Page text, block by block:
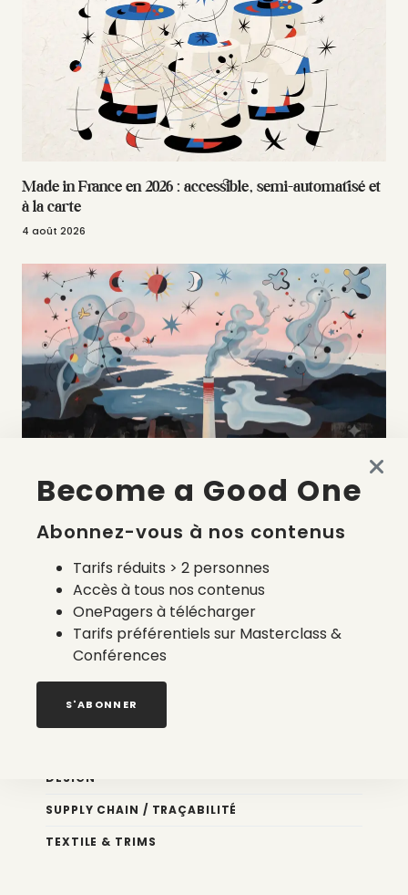
Made in France en 2026 : accessible, semi-automatisé et
à la carte
4 août 2026
La liste des prestataires du bilan carbone d’une marque
de mode
2 août 2026
DESIGN
SUPPLY CHAIN / TRAÇABILITÉ
TEXTILE & TRIMS
Become a Good One
Abonnez-vous à nos contenus
Tarifs réduits > 2 personnes
Accès à tous nos contenus
OnePagers à télécharger
Tarifs préférentiels sur Masterclass &
Conférences
S'ABONNER